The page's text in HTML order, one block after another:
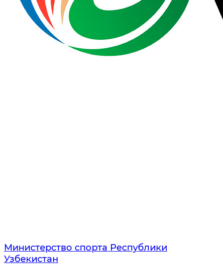
Министерство спорта Республики
Узбекистан